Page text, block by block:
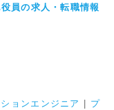
員の求人・転職情報
ョンエンジニア
プ